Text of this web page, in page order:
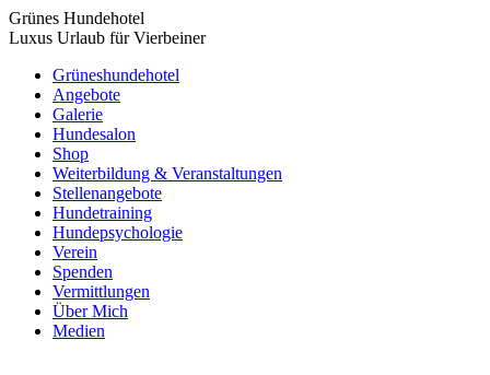
Grünes Hundehotel
Luxus Urlaub für Vierbeiner
Grüneshundehotel
Angebote
Galerie
Hundesalon
Shop
Weiterbildung & Veranstaltungen
Stellenangebote
Hundetraining
Hundepsychologie
Verein
Spenden
Vermittlungen
Über Mich
Medien